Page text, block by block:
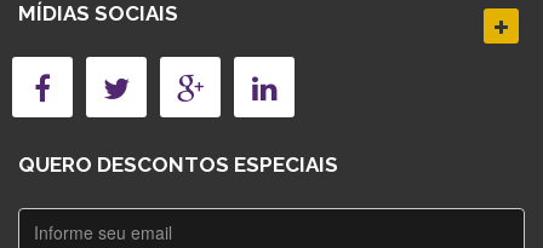
MÍDIAS SOCIAIS
QUERO DESCONTOS ESPECIAIS